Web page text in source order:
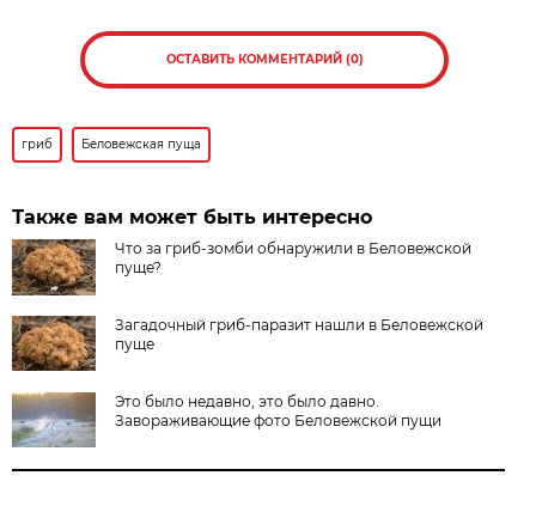
ОСТАВИТЬ КОММЕНТАРИЙ (0)
гриб Беловежская пуща
Также вам может быть интересно
Что за гриб-зомби обнаружили в Беловежской
пуще?
Загадочный гриб-паразит нашли в Беловежской
пуще
Это было недавно, это было давно.
Завораживающие фото Беловежской пущи